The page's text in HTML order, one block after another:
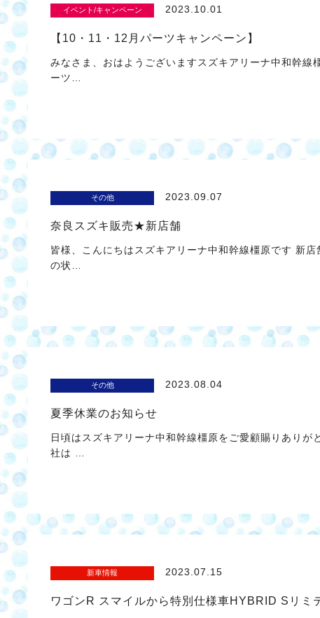
イベント/キャンペーン 2023.10.01
【10・11・12月パーツキャンペーン】
みなさま、おはようございますスズキアリーナ中和幹線
ーツ…
その他 2023.09.07
奈良スズキ販売★新店舗
皆様、こんにちはスズキアリーナ中和幹線橿原です 新
の状…
その他 2023.08.04
夏季休業のお知らせ
日頃はスズキアリーナ中和幹線橿原をご愛顧賜りありが
社は …
新車情報 2023.07.15
ワゴンR スマイルから特別仕様車HYBRID Sリミ